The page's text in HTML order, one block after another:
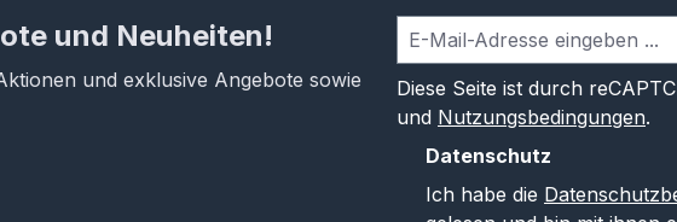
und Neuheiten!
und exklusive Angebote sowie
Diese Seite ist durch
und Nutzungsbedingungen.
Datenschutz
Ich habe die